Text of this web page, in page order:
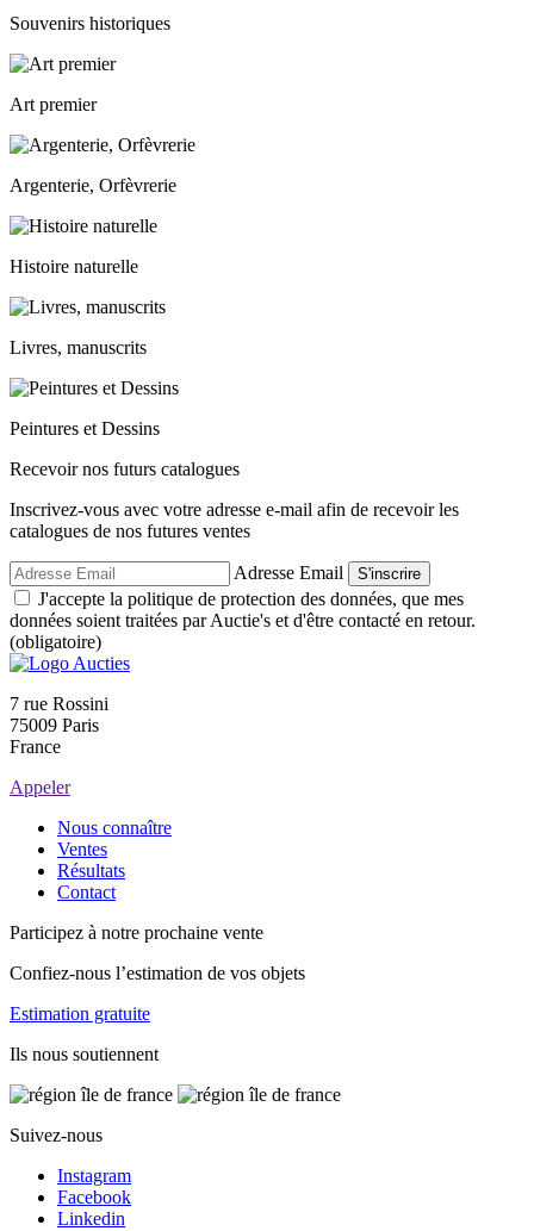
Souvenirs historiques
Art premier
Argenterie, Orfèvrerie
Histoire naturelle
Livres, manuscrits
Peintures et Dessins
Recevoir nos futurs catalogues
Inscrivez-vous avec votre adresse e-mail afin de recevoir les
catalogues de nos futures ventes
Adresse Email S'inscrire
J'accepte la politique de protection des données, que mes
données soient traitées par Auctie's et d'être contacté en retour.
(obligatoire)
7 rue Rossini
75009 Paris
France
Appeler
Nous connaître
Ventes
Résultats
Contact
Participez à notre prochaine vente
Confiez-nous l’estimation de vos objets
Estimation gratuite
Ils nous soutiennent
Suivez-nous
Instagram
Facebook
Linkedin